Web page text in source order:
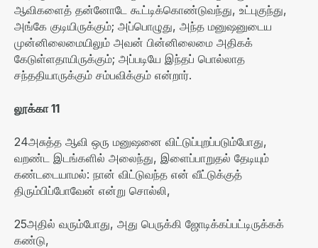
ஆவிகளைத் தன்னோடே கூட்டிக்கொண்டுவந்து, உட்புகுந்து,
அங்கே குடியிருக்கும்; அப்பொழுது, அந்த மனுஷனுடைய
முன்னிலைமையிலும் அவன் பின்னிலைமை அதிகக்
கேடுள்ளதாயிருக்கும்; அப்படியே இந்தப் பொல்லாத
சந்ததியாருக்கும் சம்பவிக்கும் என்றார்.
லூக்கா11
24அசுத்த ஆவி ஒரு மனுஷனை விட்டுப்புறப்படும்போது,
வறண்ட இடங்களில் அலைந்து, இளைப்பாறுதல் தேடியும்
கண்டடையாமல்: நான் விட்டுவந்த என் வீட்டுக்குத்
திரும்பிப்போவேன் என்று சொல்லி,
25அதில் வரும்போது, அது பெருக்கி ஜோடிக்கப்பட்டிருக்கக்
கண்டு,